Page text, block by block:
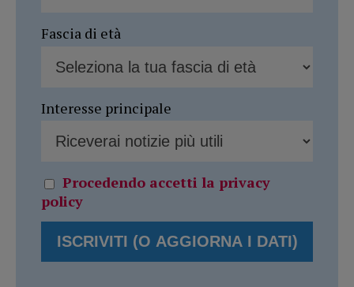
Fascia di età
Interesse principale
Procedendo accetti la privacy
policy